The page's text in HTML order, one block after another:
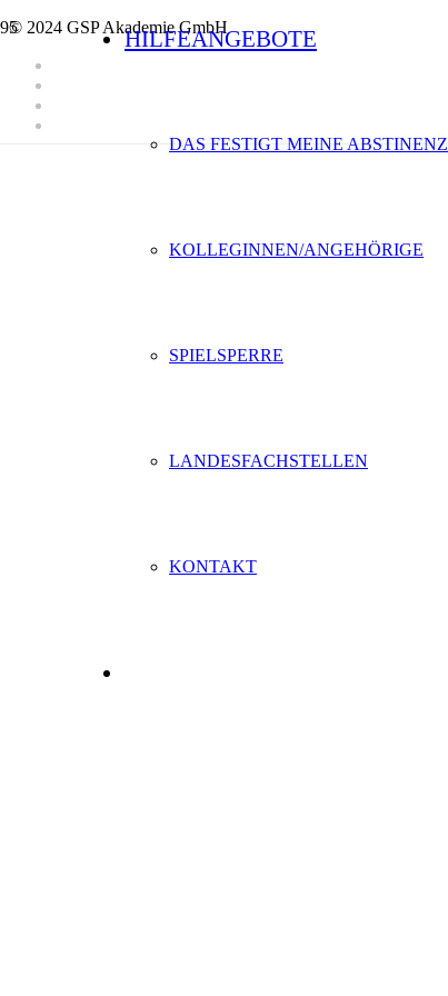
HILFEANGEBOTE
DAS FESTIGT MEINE ABSTINENZ
KOLLEGINNEN/ANGEHÖRIGE
SPIELSPERRE
LANDESFACHSTELLEN
KONTAKT
© 2024 GSP Akademie GmbH